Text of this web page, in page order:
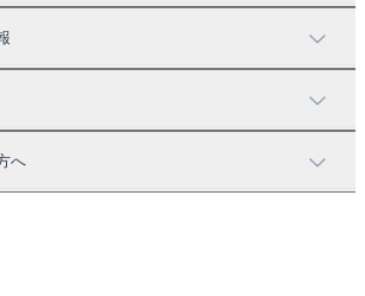
法
報
ち資料一覧
ー情報
ス資料請求
へ